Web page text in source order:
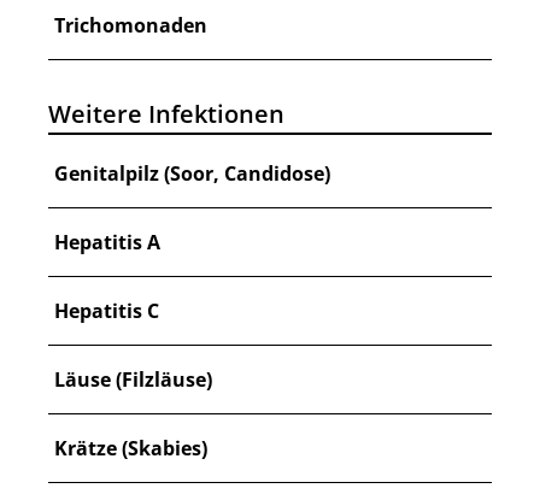
Trichomonaden
Weitere Infektionen
Genitalpilz (Soor, Candidose)
Hepatitis A
Hepatitis C
Läuse (Filzläuse)
Krätze (Skabies)